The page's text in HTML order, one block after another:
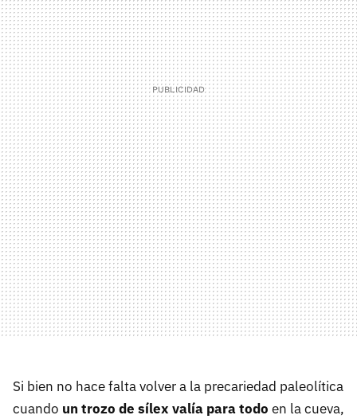
Si bien no hace falta volver a la precariedad paleolítica
cuando un trozo de sílex valía para todo en la cueva,